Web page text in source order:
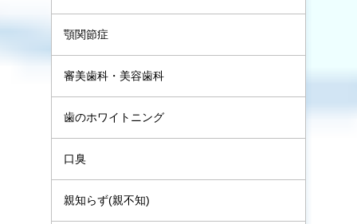
顎関節症
審美歯科・美容歯科
歯のホワイトニング
口臭
親知らず(親不知)